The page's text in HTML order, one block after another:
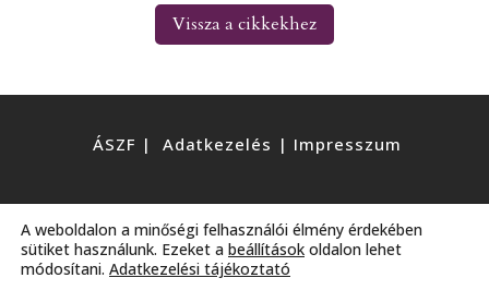
Vissza a cikkekhez
ÁSZF | Adatkezelés | Impresszum
© 2020 | Minden jog fenntartva.
A weboldalon a minőségi felhasználói élmény érdekében
sütiket használunk. Ezeket a beállítások oldalon lehet
módosítani. Adatkezelési tájékoztató